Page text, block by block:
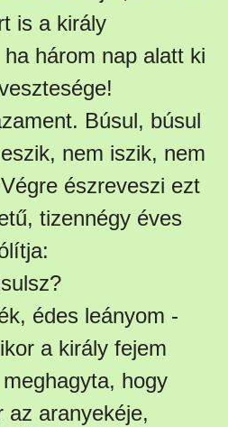
is a király
három nap alatt ki
Búsul, búsul
nem iszik, nem
észreveszi ezt
tizennégy éves
édes leányom -
a király fejem
hogy
az aranyekéje,